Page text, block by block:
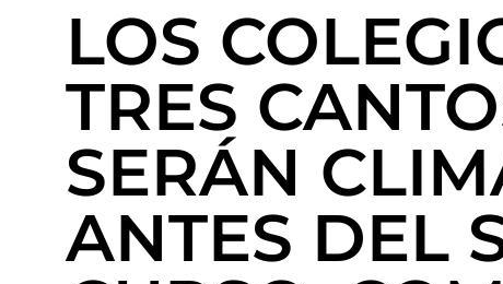
LOS
TRES
SERÁN
ANTES DEL